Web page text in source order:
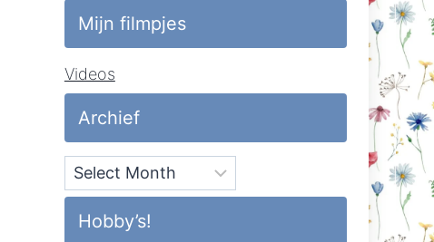
Mijn filmpjes
Videos
Archief
Archief
Hobby’s!